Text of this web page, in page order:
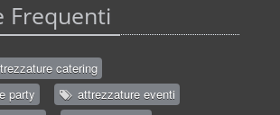
Frequenti
catering
party
attrezzature eventi